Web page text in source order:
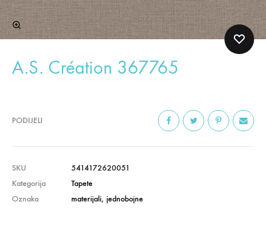
A.S. Création 367765
PODIJELI
SKU
5414172620051
Kategorija
Tapete
Oznaka
materijali, jednobojne